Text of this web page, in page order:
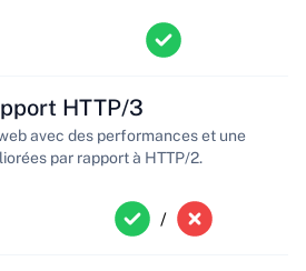
HTTP/3
avec des performances et une
par rapport à HTTP/2.
/